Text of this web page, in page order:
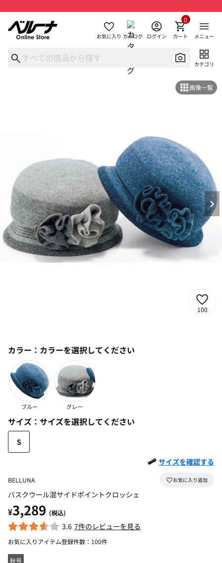
お気に入り カタログ ログイン カート
0
メニュー
カテゴリ
画像一覧
100
カラー： カラーを選択してください
ブルー グレー
サイズ： サイズを選択してください
S
サイズを確認する
BELLUNA
バスクウール混サイドポイントクロッシェ
¥3,289 (税込)
3.6 7件のレビューを見る
お気に入りアイテム登録件数： 100件
秋号